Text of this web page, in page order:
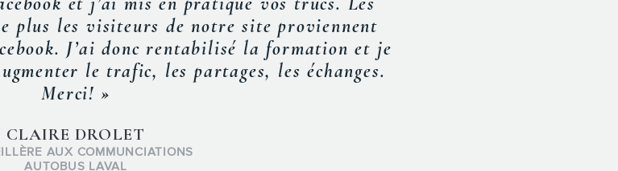
bien le monde du tourisme et les nouveaux
En plus d’être un bon orateur, il a su
mon attention. »
PROFESSIONNEL
360O IMAGE